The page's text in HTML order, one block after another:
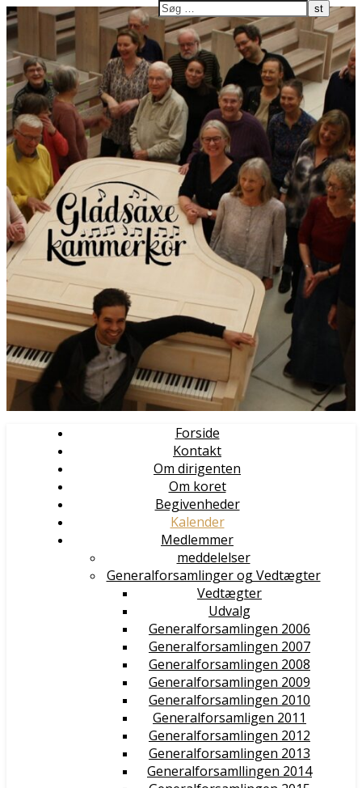
Forside
Kontakt
Om dirigenten
Om koret
Begivenheder
Kalender
Medlemmer
meddelelser
Generalforsamlinger og Vedtægter
Vedtægter
Udvalg
Generalforsamlingen 2006
Generalforsamlingen 2007
Generalforsamlingen 2008
Generalforsamlingen 2009
Generalforsamlingen 2010
Generalforsamligen 2011
Generalforsamlingen 2012
Generalforsamlingen 2013
Generalforsamllingen 2014